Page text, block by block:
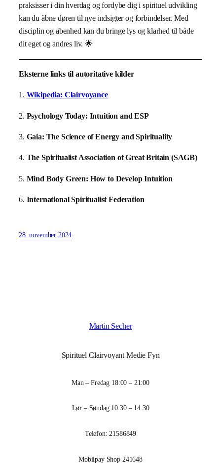
praksisser i din hverdag og fordybe dig i spirituel udvikling
kan du åbne døren til nye indsigter og forbindelser. Med
disciplin og åbenhed kan du bringe lys og klarhed til både
dit eget og andres liv. 🌟
Eksterne links til autoritative kilder
1. Wikipedia: Clairvoyance
2. Psychology Today: Intuition and ESP
3. Gaia: The Science of Energy and Spirituality
4. The Spiritualist Association of Great Britain (SAGB)
5. Mind Body Green: How to Develop Intuition
6. International Spiritualist Federation
28. november 2024
Martin Secher
Spirituel Clairvoyant Medie Fyn
Man – Fredag 18:00 – 21:00
Lør – Søndag 10:30 – 14:30
Telefon: 21586849
Mobilpay Shop 241648